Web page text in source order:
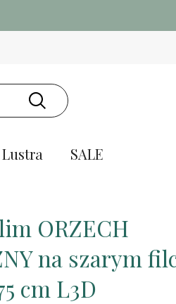
Lustra SALE
ORZECH
na szarym
cm L3D